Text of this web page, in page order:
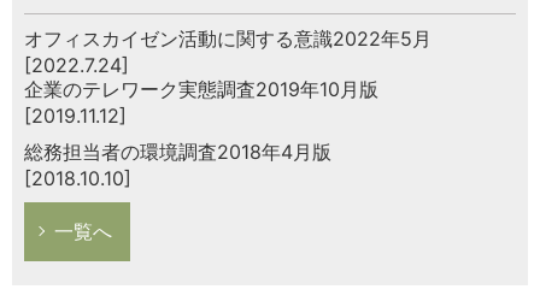
オフィスカイゼン活動に関する意識2022年5月
[2022.7.24]
企業のテレワーク実態調査2019年10月版
[2019.11.12]
総務担当者の環境調査2018年4月版
[2018.10.10]
一覧へ